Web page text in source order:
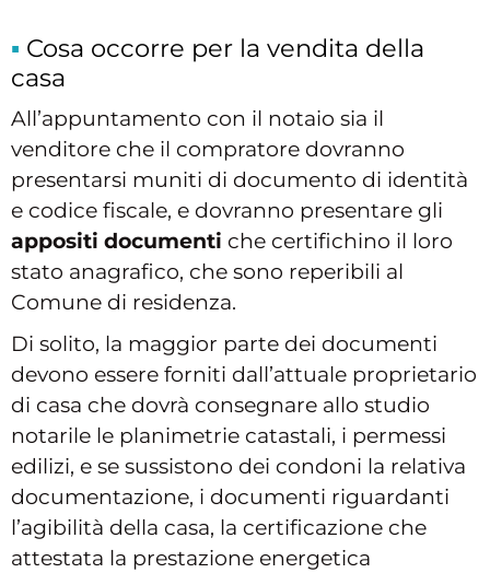
Cosa occorre per la vendita della
casa
All’appuntamento con il notaio sia il
venditore che il compratore dovranno
presentarsi muniti di documento di identità
e codice fiscale, e dovranno presentare gli
appositi documenti che certifichino il loro
stato anagrafico, che sono reperibili al
Comune di residenza.
Di solito, la maggior parte dei documenti
devono essere forniti dall’attuale proprietario
di casa che dovrà consegnare allo studio
notarile le planimetrie catastali, i permessi
edilizi, e se sussistono dei condoni la relativa
documentazione, i documenti riguardanti
l’agibilità della casa, la certificazione che
attestata la prestazione energetica